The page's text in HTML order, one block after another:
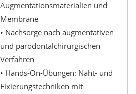
Augmentationsmaterialien und
Membrane
• Nachsorge nach augmentativen
und parodontalchirurgischen
Verfahren
• Hands-On-Übungen: Naht- und
Fixierungstechniken mit